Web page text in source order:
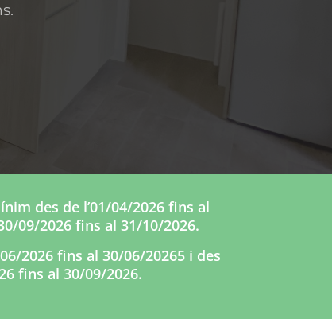
des de l’01/04/2026 fins al
09/2026 fins al 31/10/2026.
2026 fins al 30/06/20265 i des
fins al 30/09/2026.